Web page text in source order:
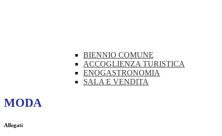
BIENNIO COMUNE
ACCOGLIENZA TURISTICA
ENOGASTRONOMIA
SALA E VENDITA
MODA
Allegati